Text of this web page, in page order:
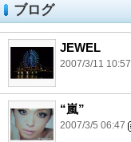
ブログ
JEWEL
2007/3/11 10:57
“嵐”
2007/3/5 06:47